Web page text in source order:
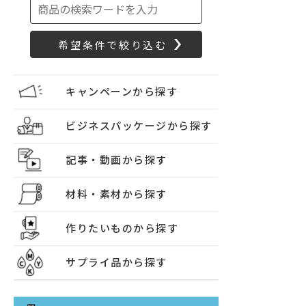
キャンペーンから探す
ビジネスパッケージから探す
記事・動画から探す
材料・素材から探す
作りたいものから探す
サプライ品から探す